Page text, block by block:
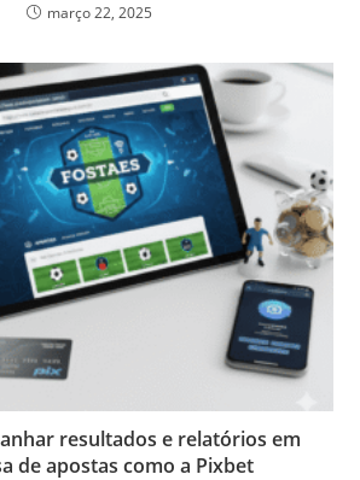
março 22, 2025
resultados e relatórios em
de apostas como a Pixbet